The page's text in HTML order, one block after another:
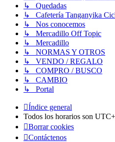
↳ Quedadas
↳ Cafetería Tanganyika
↳ Nos conocemos
↳ Mercadillo Off Topic
↳ Mercadillo
↳ NORMAS Y OTROS
↳ VENDO / REGALO
↳ COMPRO / BUSCO
↳ CAMBIO
↳ Portal
Índice general
Todos los horarios son
Borrar cookies
Contáctenos